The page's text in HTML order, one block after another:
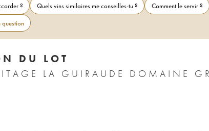
? Quels vins similaires me conseilles-tu ? Comment le servir ?
question
DU LOT
LA GUIRAUDE DOMAINE